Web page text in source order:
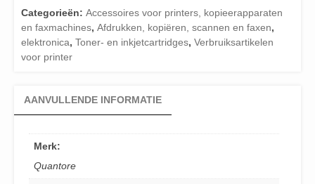
Categorieën: Accessoires voor printers, kopieerapparaten
en faxmachines, Afdrukken, kopiëren, scannen en faxen,
elektronica, Toner- en inkjetcartridges, Verbruiksartikelen
voor printer
AANVULLENDE INFORMATIE
Merk:
Quantore